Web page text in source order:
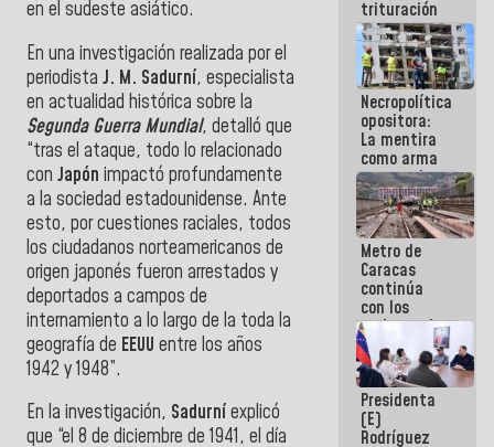
en el sudeste asiático.
En una investigación realizada por el
periodista J. M. Sadurní, especialista
en actualidad histórica sobre la
Segunda Guerra Mundial, detalló que
“tras el ataque, todo lo relacionado
con Japón impactó profundamente
a la sociedad estadounidense. Ante
esto, por cuestiones raciales, todos
los ciudadanos norteamericanos de
origen japonés fueron arrestados y
deportados a campos de
internamiento a lo largo de la toda la
geografía de EEUU entre los años
1942 y 1948”.
En la investigación, Sadurníexplicó
que “el 8 de diciembre de 1941, el día
trituración
para
optimizar
manejo de
escombros
en La Guaira
Necropolítica
opositora:
La mentira
como arma
contra el
Pueblo
Metro de
Caracas
continúa
con los
trabajos de
mantenimiento
e inspección
en la Línea 2
Presidenta
(E)
Rodríguez